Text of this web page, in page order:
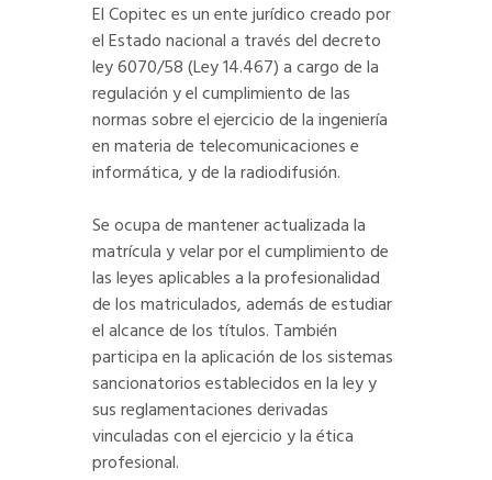
El Copitec es un ente jurídico creado por
el Estado nacional a través del decreto
ley 6070/58 (Ley 14.467) a cargo de la
regulación y el cumplimiento de las
normas sobre el ejercicio de la ingeniería
en materia de telecomunicaciones e
informática, y de la radiodifusión.
Se ocupa de mantener actualizada la
matrícula y velar por el cumplimiento de
las leyes aplicables a la profesionalidad
de los matriculados, además de estudiar
el alcance de los títulos. También
participa en la aplicación de los sistemas
sancionatorios establecidos en la ley y
sus reglamentaciones derivadas
vinculadas con el ejercicio y la ética
profesional.